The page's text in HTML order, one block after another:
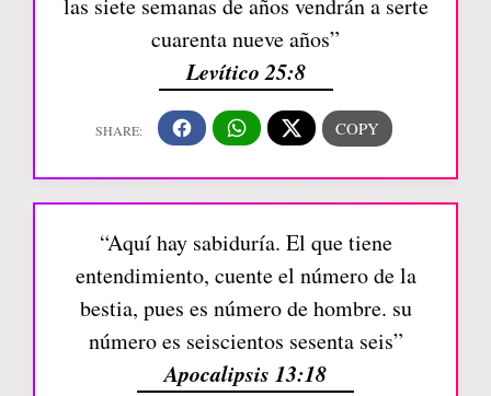
cuarenta nueve años”
Levítico 25:8
“Aquí hay sabiduría. El que tiene
entendimiento, cuente el número de la
bestia, pues es número de hombre. su
número es seiscientos sesenta seis”
Apocalipsis 13:18